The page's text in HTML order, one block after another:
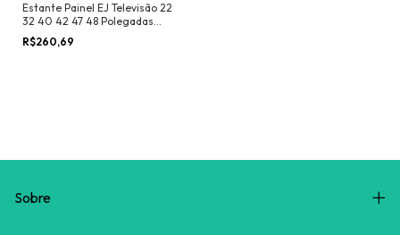
Estante Painel EJ Televisão 22
32 40 42 47 48 Polegadas
Nichos Decoração Organização
Sala Quarto Pequeno - RPM
R$260,69
Sobre